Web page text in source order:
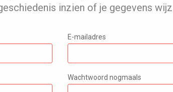
inzien of je gegevens
E-mailadres
Wachtwoord nogmaals